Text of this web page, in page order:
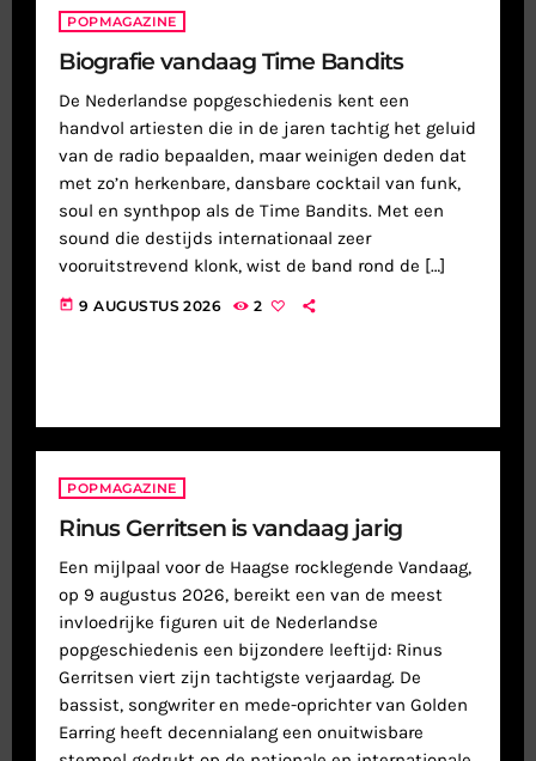
POPMAGAZINE
Biografie vandaag Time Bandits
De Nederlandse popgeschiedenis kent een
handvol artiesten die in de jaren tachtig het geluid
van de radio bepaalden, maar weinigen deden dat
met zo’n herkenbare, dansbare cocktail van funk,
soul en synthpop als de Time Bandits. Met een
sound die destijds internationaal zeer
vooruitstrevend klonk, wist de band rond de […]
today 9 AUGUSTUS 2026 2
POPMAGAZINE
Rinus Gerritsen is vandaag jarig
Een mijlpaal voor de Haagse rocklegende Vandaag,
op 9 augustus 2026, bereikt een van de meest
invloedrijke figuren uit de Nederlandse
popgeschiedenis een bijzondere leeftijd: Rinus
Gerritsen viert zijn tachtigste verjaardag. De
bassist, songwriter en mede-oprichter van Golden
Earring heeft decennialang een onuitwisbare